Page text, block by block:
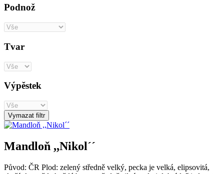
Podnož
Tvar
Výpěstek
Vymazat filtr
Mandloň ,,Nikol´´
Původ: ČR Plod: zelený středně velký, pecka je velká, elipsovitá,